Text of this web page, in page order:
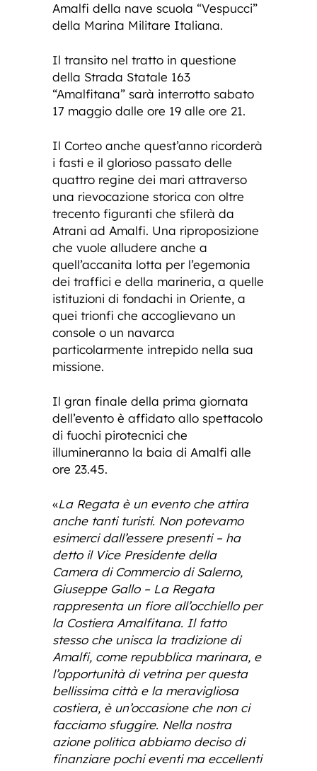
Amalfi della nave scuola “Vespucci”
della Marina Militare Italiana.
Il transito nel tratto in questione
della Strada Statale 163
“Amalfitana” sarà interrotto sabato
17 maggio dalle ore 19 alle ore 21.
Il Corteo anche quest’anno ricorderà
i fasti e il glorioso passato delle
quattro regine dei mari attraverso
una rievocazione storica con oltre
trecento figuranti che sfilerà da
Atrani ad Amalfi. Una riproposizione
che vuole alludere anche a
quell’accanita lotta per l’egemonia
dei traffici e della marineria, a quelle
istituzioni di fondachi in Oriente, a
quei trionfi che accoglievano un
console o un navarca
particolarmente intrepido nella sua
missione.
Il gran finale della prima giornata
dell’evento è affidato allo spettacolo
di fuochi pirotecnici che
illumineranno la baia di Amalfi alle
ore 23.45.
«La Regata è un evento che attira
anche tanti turisti. Non potevamo
esimerci dall’essere presenti – ha
detto il Vice Presidente della
Camera di Commercio di Salerno,
Giuseppe Gallo – La Regata
rappresenta un fiore all’occhiello per
la Costiera Amalfitana. Il fatto
stesso che unisca la tradizione di
Amalfi, come repubblica marinara, e
l’opportunità di vetrina per questa
bellissima città e la meravigliosa
costiera, è un’occasione che non ci
facciamo sfuggire. Nella nostra
azione politica abbiamo deciso di
finanziare pochi eventi ma eccellenti